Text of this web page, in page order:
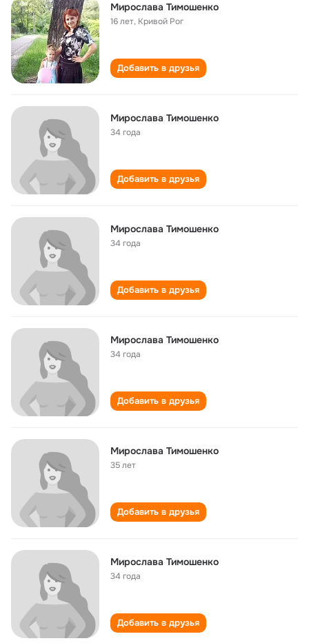
Мирослава Тимошенко
16 лет, Кривой Рог
Добавить в друзья
Мирослава Тимошенко
34 года
Добавить в друзья
Мирослава Тимошенко
34 года
Добавить в друзья
Мирослава Тимошенко
34 года
Добавить в друзья
Мирослава Тимошенко
35 лет
Добавить в друзья
Мирослава Тимошенко
34 года
Добавить в друзья